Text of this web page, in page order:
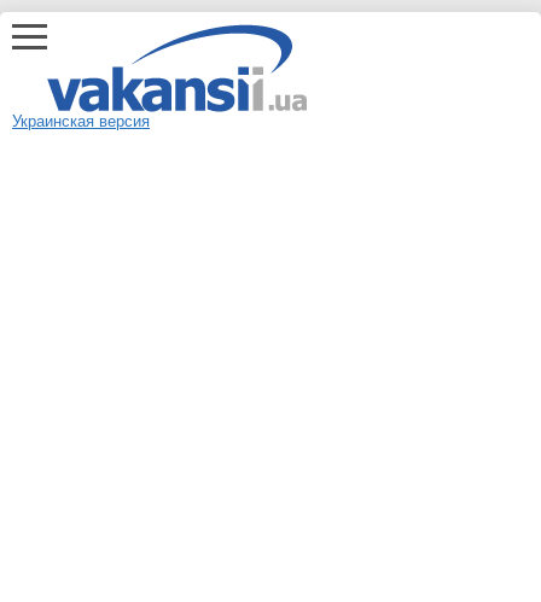
Украинская версия